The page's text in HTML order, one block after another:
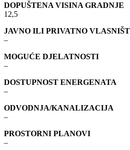
DOPUŠTENA VISINA GRADNJE
12,5
JAVNO ILI PRIVATNO
–
MOGUĆE DJELATNOSTI
–
DOSTUPNOST ENERGENATA
–
ODVODNJA/KANALIZACIJA
–
PROSTORNI PLANOVI
–